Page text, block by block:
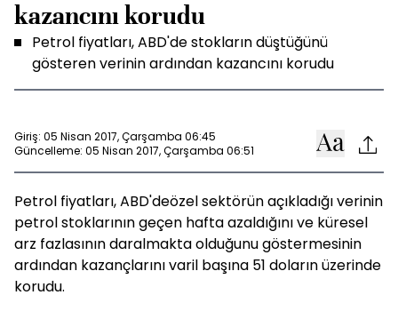
kazancını korudu
Petrol fiyatları, ABD'de stokların düştüğünü
gösteren verinin ardından kazancını korudu
Giriş: 05 Nisan 2017, Çarşamba 06:45
Güncelleme: 05 Nisan 2017, Çarşamba 06:51
Petrol fiyatları, ABD'deözel sektörün açıkladığı verinin
petrol stoklarının geçen hafta azaldığını ve küresel
arz fazlasının daralmakta olduğunu göstermesinin
ardından kazançlarını varil başına 51 doların üzerinde
korudu.